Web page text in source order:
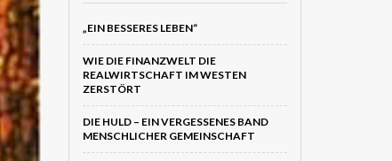
„EIN BESSERES LEBEN“
WIE DIE FINANZWELT DIE
REALWIRTSCHAFT IM WESTEN
ZERSTÖRT
DIE HULD – EIN VERGESSENES BAND
MENSCHLICHER GEMEINSCHAFT